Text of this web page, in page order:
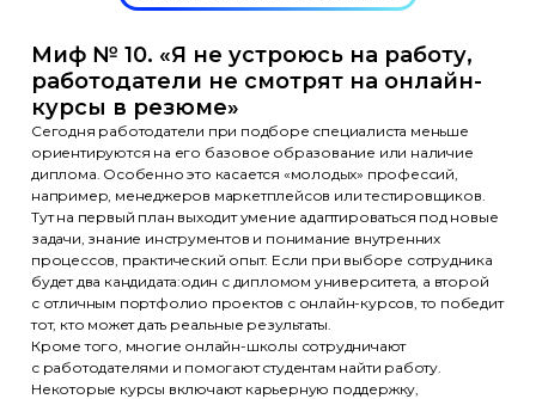
Миф № 10. «Я не устроюсь на работу,
работодатели не смотрят на онлайн-
курсы в резюме»
Сегодня работодатели при подборе специалиста меньше
ориентируются на его базовое образование или наличие
диплома. Особенно это касается «молодых» профессий,
например, менеджеров маркетплейсов или тестировщиков.
Тут на первый план выходит умение адаптироваться под новые
задачи, знание инструментов и понимание внутренних
процессов, практический опыт. Если при выборе сотрудника
будет два кандидата:один с дипломом университета, а второй
с отличным портфолио проектов с онлайн-курсов, то победит
тот, кто может дать реальные результаты.
Кроме того, многие онлайн-школы сотрудничают
с работодателями и помогают студентам найти работу.
Некоторые курсы включают карьерную поддержку,